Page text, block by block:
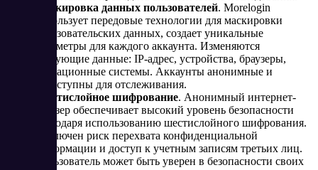
Маскировка данных пользователей. Morelogin
использует передовые технологии для маскировки
пользовательских данных, создает уникальные
параметры для каждого аккаунта. Изменяются
следующие данные: IP-адрес, устройства, браузеры,
операционные системы. Аккаунты анонимные и
недоступны для отслеживания.
Шестислойное шифрование. Анонимный интернет-
браузер обеспечивает высокий уровень безопасности
благодаря использованию шестислойного шифрования.
Исключен риск перехвата конфиденциальной
информации и доступ к учетным записям третьих лиц.
Пользователь может быть уверен в безопасности своих